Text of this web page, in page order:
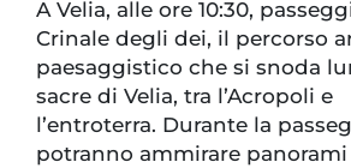
A Velia, alle ore 10:30,
Crinale degli dei, il percorso
paesaggistico che si snoda
sacre di Velia, tra l’Acropoli e
l’entroterra. Durante la
potranno ammirare